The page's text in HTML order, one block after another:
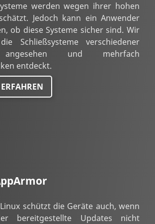
werden wegen ihrer hohen
Jedoch kann ein Anwender
ob diese Systeme sicher sind. Wir
Schließsysteme verschiedener
und mehrfach
entdeckt.
schützt die Geräte auch, wenn
bereitgestellte Updates nicht